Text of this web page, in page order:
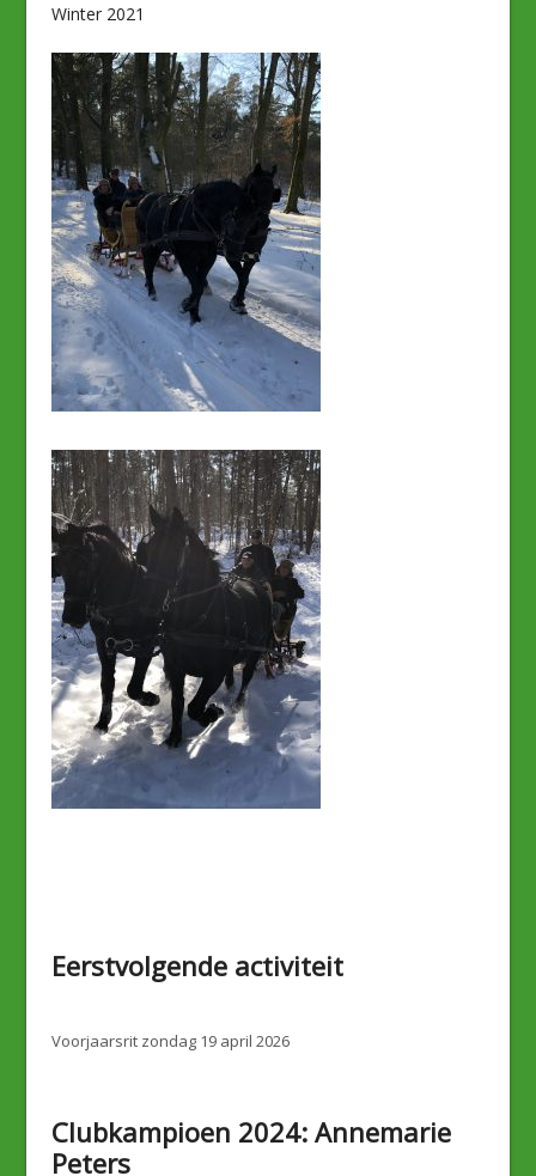
Winter 2021
Eerstvolgende activiteit
Voorjaarsrit zondag 19 april 2026
Clubkampioen 2024: Annemarie
Peters